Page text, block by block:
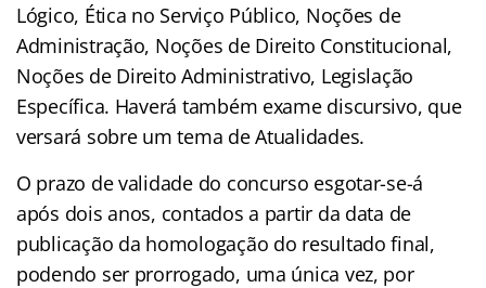
Lógico, Ética no Serviço Público, Noções de
Administração, Noções de Direito Constitucional,
Noções de Direito Administrativo, Legislação
Específica. Haverá também exame discursivo, que
versará sobre um tema de Atualidades.
O prazo de validade do concurso esgotar-se-á
após dois anos, contados a partir da data de
publicação da homologação do resultado final,
podendo ser prorrogado, uma única vez, por